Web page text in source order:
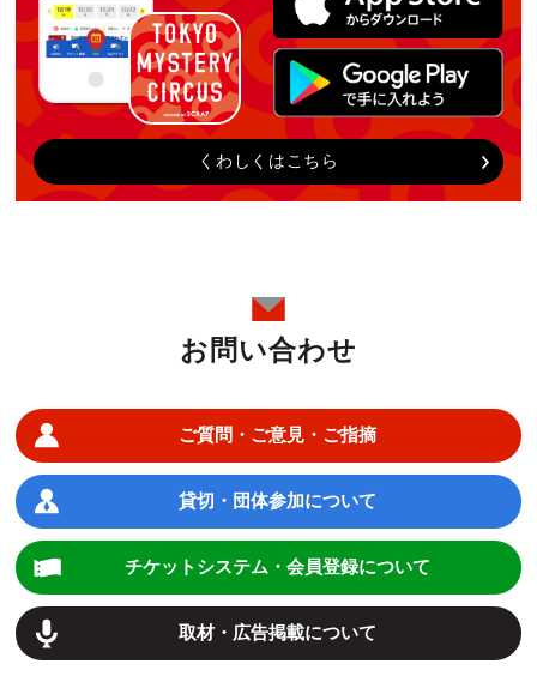
くわしくはこちら
お問い合わせ
ご質問・ご意見・ご指摘
貸切・団体参加について
チケットシステム・会員登録について
取材・広告掲載について